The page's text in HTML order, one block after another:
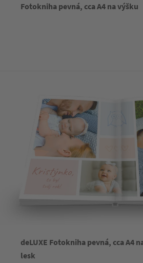
Fotokniha pevná, cca A4 na výšku
deLUXE Fotokniha pevná, cca A4
lesk